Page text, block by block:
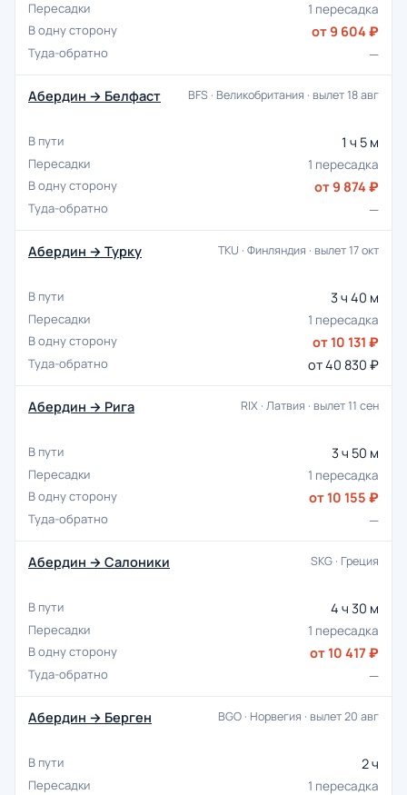
1 пересадка
от 9 604 ₽
—
Абердин → Белфаст BFS · Великобритания · вылет 18 авг
1 ч 5 м
1 пересадка
от 9 874 ₽
—
Абердин → Турку TKU · Финляндия · вылет 17 окт
3 ч 40 м
1 пересадка
от 10 131 ₽
от 40 830 ₽
Абердин → Рига RIX · Латвия · вылет 11 сен
3 ч 50 м
1 пересадка
от 10 155 ₽
—
Абердин → Салоники SKG · Греция
4 ч 30 м
1 пересадка
от 10 417 ₽
—
Абердин → Берген BGO · Норвегия · вылет 20 авг
2 ч
1 пересадка